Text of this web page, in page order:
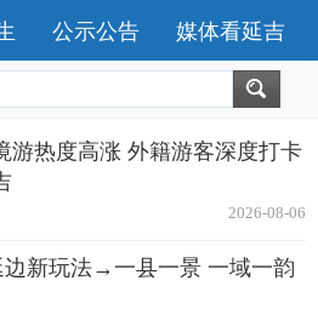
公示公告 媒体看延吉
游热度高涨 外籍游客深度打卡
2026-08-06
边新玩法→一县一景 一域一韵